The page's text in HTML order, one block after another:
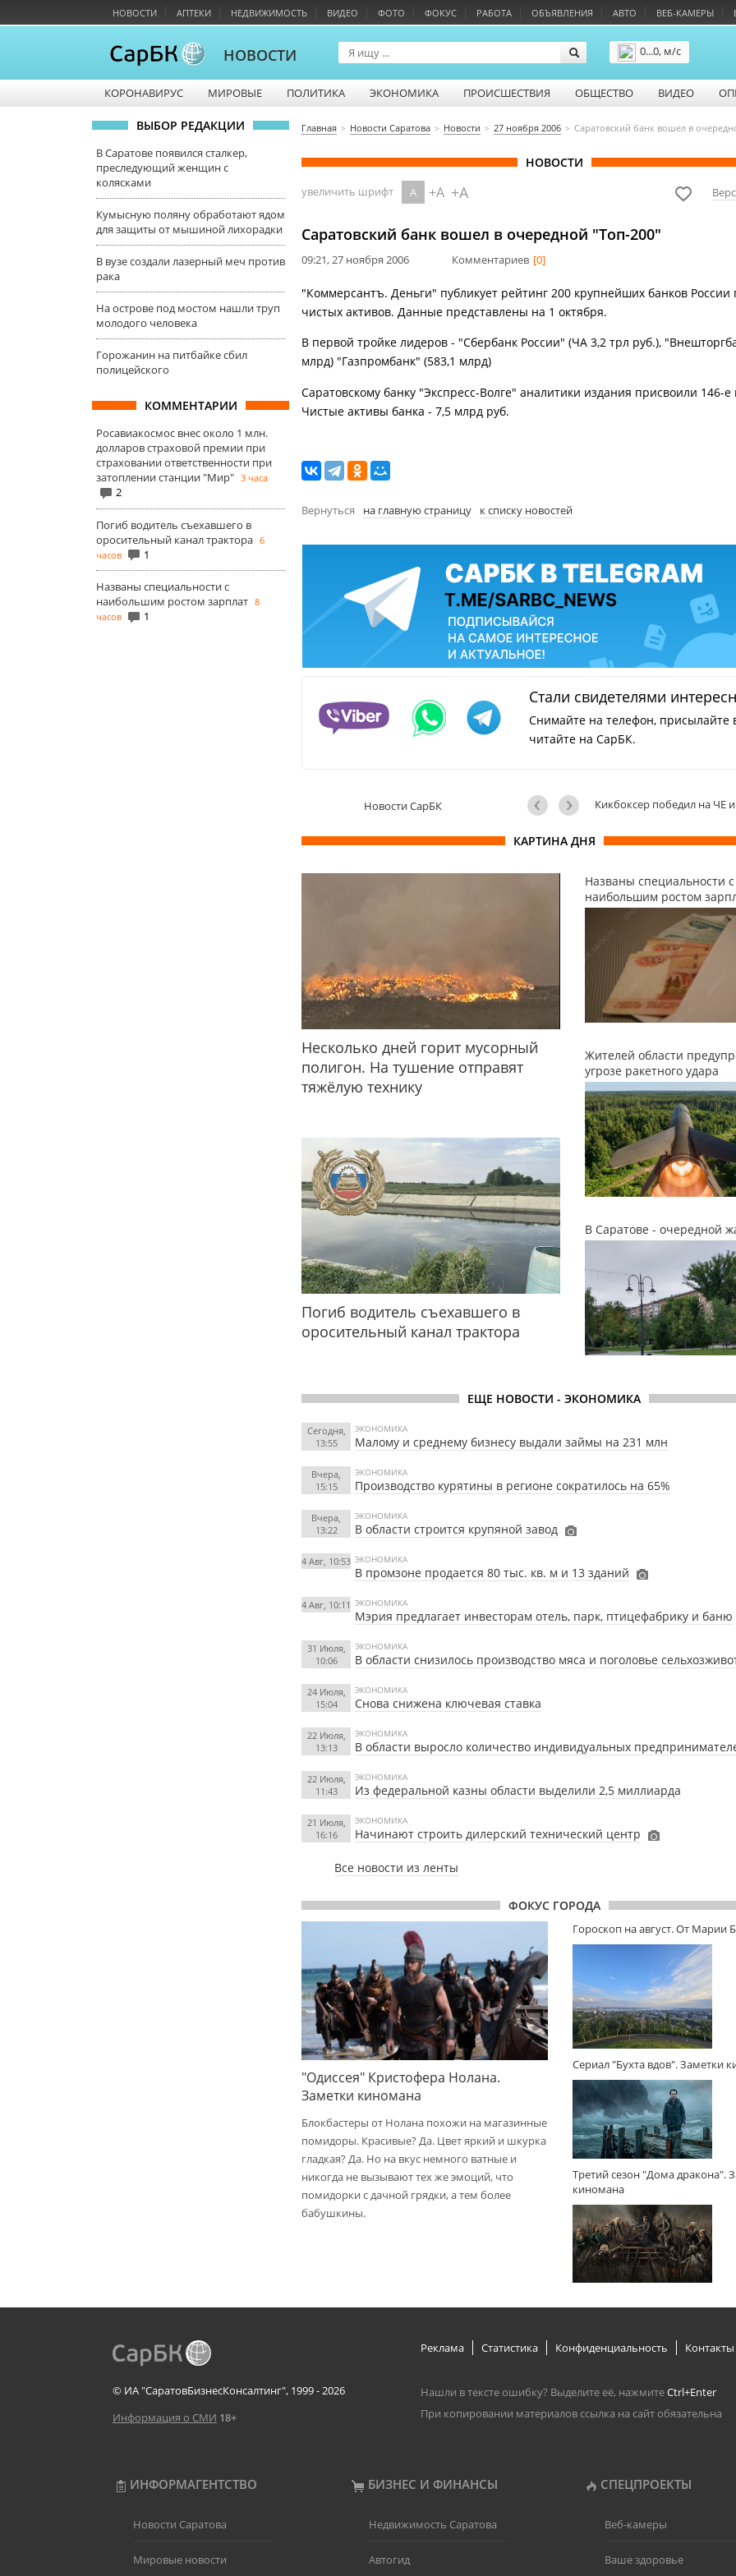
НОВОСТИ АПТЕКИ НЕДВИЖИМОСТЬ ВИДЕО ФОТО ФОКУС РАБОТА ОБЪЯВЛЕНИЯ АВТО ВЕБ-КАМЕРЫ
НОВОСТИ
0...0, м/с
КОРОНАВИРУС МИРОВЫЕ ПОЛИТИКА ЭКОНОМИКА ПРОИСШЕСТВИЯ ОБЩЕСТВО ВИДЕО
ВЫБОР РЕДАКЦИИ
В Саратове появился сталкер,
преследующий женщин с
колясками
Кумысную поляну обработают ядом
для защиты от мышиной лихорадки
В вузе создали лазерный меч против
рака
На острове под мостом нашли труп
молодого человека
Горожанин на питбайке сбил
полицейского
КОММЕНТАРИИ
Росавиакосмос внес около 1 млн.
долларов страховой премии при
страховании ответственности при
затоплении станции "Мир" 3 часа
2
Погиб водитель съехавшего в
оросительный канал трактора 6
часов
1
Названы специальности с
наибольшим ростом зарплат 8
часов
1
Главная Новости Саратова Новости 27 ноября 2006 Саратовский банк вошел в
НОВОСТИ
увеличить шрифт A +A +A
Саратовский банк вошел в очередной "Топ-200"
09:21, 27 ноября 2006 Комментариев [0]
"Коммерсантъ. Деньги" публикует рейтинг 200 крупнейших банков России
чистых активов. Данные представлены на 1 октября.
В первой тройке лидеров - "Cбербанк России" (ЧА 3,2 трл руб.),
млрд) "Газпромбанк" (583,1 млрд)
Cаратовскому банку "Экспресс-Волге" аналитики издания присвоили 146-е
Чистые активы банка - 7,5 млрд руб.
Вернуться на главную страницу к списку новостей
Стали свидетелями
Снимайте на телефон, присылайте
читайте на СарБК.
Новости СарБК Кикбоксер победил на ЧЕ
КАРТИНА ДНЯ
Несколько дней горит мусорный
полигон. На тушение отправят
тяжёлую технику
Погиб водитель съехавшего в
оросительный канал трактора
Названы специальности с
наибольшим ростом
Жителей области
угрозе ракетного удара
В Саратове - очередной
ЕЩЕ НОВОСТИ - ЭКОНОМИКА
Сегодня,
13:55
ЭКОНОМИКА
Малому и среднему бизнесу выдали займы на 231 млн
Вчера,
15:15
ЭКОНОМИКА
Производство курятины в регионе сократилось на 65%
Вчера,
13:22
ЭКОНОМИКА
В области строится крупяной завод
4 Авг, 10:53 ЭКОНОМИКА
В промзоне продается 80 тыс. кв. м и 13 зданий
4 Авг, 10:11 ЭКОНОМИКА
Мэрия предлагает инвесторам отель, парк, птицефабрику и баню
31 Июля,
10:06
ЭКОНОМИКА
В области снизилось производство мяса и поголовье
24 Июля,
15:04
ЭКОНОМИКА
Снова снижена ключевая ставка
22 Июля,
13:13
ЭКОНОМИКА
В области выросло количество индивидуальных
22 Июля,
11:43
ЭКОНОМИКА
Из федеральной казны области выделили 2,5 миллиарда
21 Июля,
16:16
ЭКОНОМИКА
Начинают строить дилерский технический центр
Все новости из ленты
ФОКУС ГОРОДА
"Одиссея" Кристофера Нолана.
Заметки киномана
Блокбастеры от Нолана похожи на магазинные
помидоры. Красивые? Да. Цвет яркий и шкурка
гладкая? Да. Но на вкус немного ватные и
никогда не вызывают тех же эмоций, что
помидорки с дачной грядки, а тем более
бабушкины.
Гороскоп на август. От Марии
Сериал "Бухта вдов". Заметки
Третий сезон "Дома дракона".
киномана
© ИА "СаратовБизнесКонсалтинг", 1999 - 2026
Информация о СМИ 18+
Реклама Статистика Конфиденциальность Контакты
Нашли в тексте ошибку? Выделите её, нажмитеCtrl+Enter
При копировании материалов ссылка на сайт обязательна
ИНФОРМАГЕНТСТВО БИЗНЕС И ФИНАНСЫ СПЕЦПРОЕКТЫ
Новости Саратова
Мировые новости
Недвижимость Саратова
Автогид
Веб-камеры
Ваше здоровье